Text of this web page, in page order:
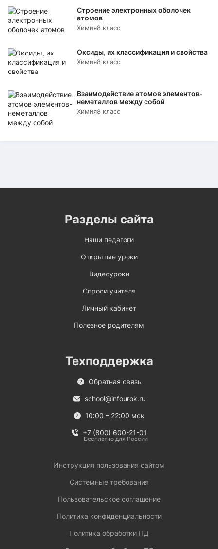
Строение электронных оболочек
атомов
Химия8 класс
Оксиды, их классификация и свойства
Химия8 класс
Взаимодействие атомов элементов-
неметаллов между собой
Химия8 класс
Разделы сайта
Наши педагоги
Открытые уроки
Видеоуроки
Спроси учителя
Личный кабинет
Полезное родителям
Техподдержка
Обратная связь
school@infourok.ru
10:00 – 22:00 мск
+7 (800) 600-21-01
Бесплатно для России
Инструкция пользования сайтом
Системные требования
Пользовательское соглашение
Политика конфиденциальности
Политика обработки ПД